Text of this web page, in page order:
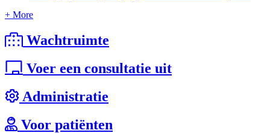
+ More
Wachtruimte
Voer een consultatie uit
Administratie
Voor patiënten